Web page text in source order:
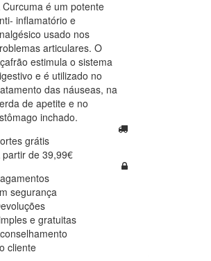
Curcuma é um potente
inflamatório e
usado nos
articulares. O
estimula o sistema
e é utilizado no
das náuseas, na
de apetite e no
inchado.
grátis
partir de 39,99€
segurança
e gratuitas
cliente